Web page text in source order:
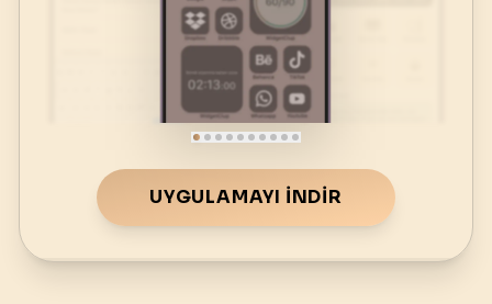
UYGULAMAYI İNDIR